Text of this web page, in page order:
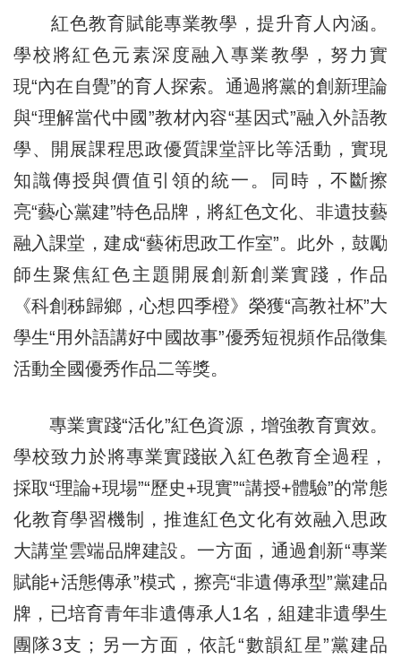
紅色教育賦能專業教學，提升育人內涵。
學校將紅色元素深度融入專業教學，努力實
現“內在自覺”的育人探索。通過將黨的創新理論
與“理解當代中國”教材內容“基因式”融入外語教
學、開展課程思政優質課堂評比等活動，實現
知識傳授與價值引領的統一。同時，不斷擦
亮“藝心黨建”特色品牌，將紅色文化、非遺技藝
融入課堂，建成“藝術思政工作室”。此外，鼓勵
師生聚焦紅色主題開展創新創業實踐，作品
《科創秭歸鄉，心想四季橙》榮獲“高教社杯”大
學生“用外語講好中國故事”優秀短視頻作品徵集
活動全國優秀作品二等獎。
專業實踐“活化”紅色資源，增強教育實效。
學校致力於將專業實踐嵌入紅色教育全過程，
採取“理論+現場”“歷史+現實”“講授+體驗”的常態
化教育學習機制，推進紅色文化有效融入思政
大講堂雲端品牌建設。一方面，通過創新“專業
賦能+活態傳承”模式，擦亮“非遺傳承型”黨建品
牌，已培育青年非遺傳承人1名，組建非遺學生
團隊3支；另一方面，依託“數韻紅星”黨建品